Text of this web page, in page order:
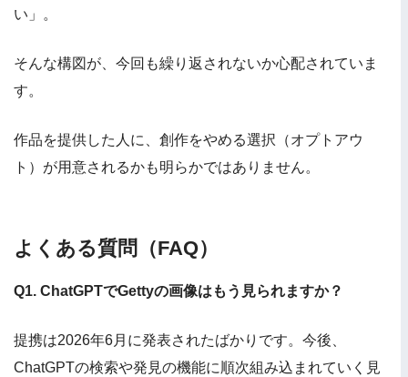
い」。
そんな構図が、今回も繰り返されないか心配されていま
す。
作品を提供した人に、創作をやめる選択（オプトアウ
ト）が用意されるかも明らかではありません。
よくある質問（FAQ）
Q1. ChatGPTでGettyの画像はもう見られますか？
提携は2026年6月に発表されたばかりです。今後、
ChatGPTの検索や発見の機能に順次組み込まれていく見